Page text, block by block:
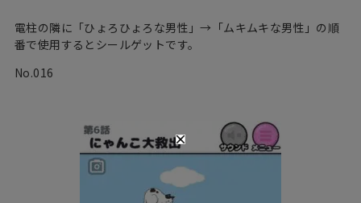
電柱の隣に「ひょろひょろな男性」→「ムキムキな男性」の順
番で使用するとシールゲットです。
No.016